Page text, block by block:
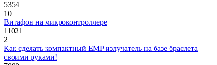
5354
10
Витафон на микроконтроллере
11021
2
Как сделать компактный EMP излучатель на базе браслета
своими руками!